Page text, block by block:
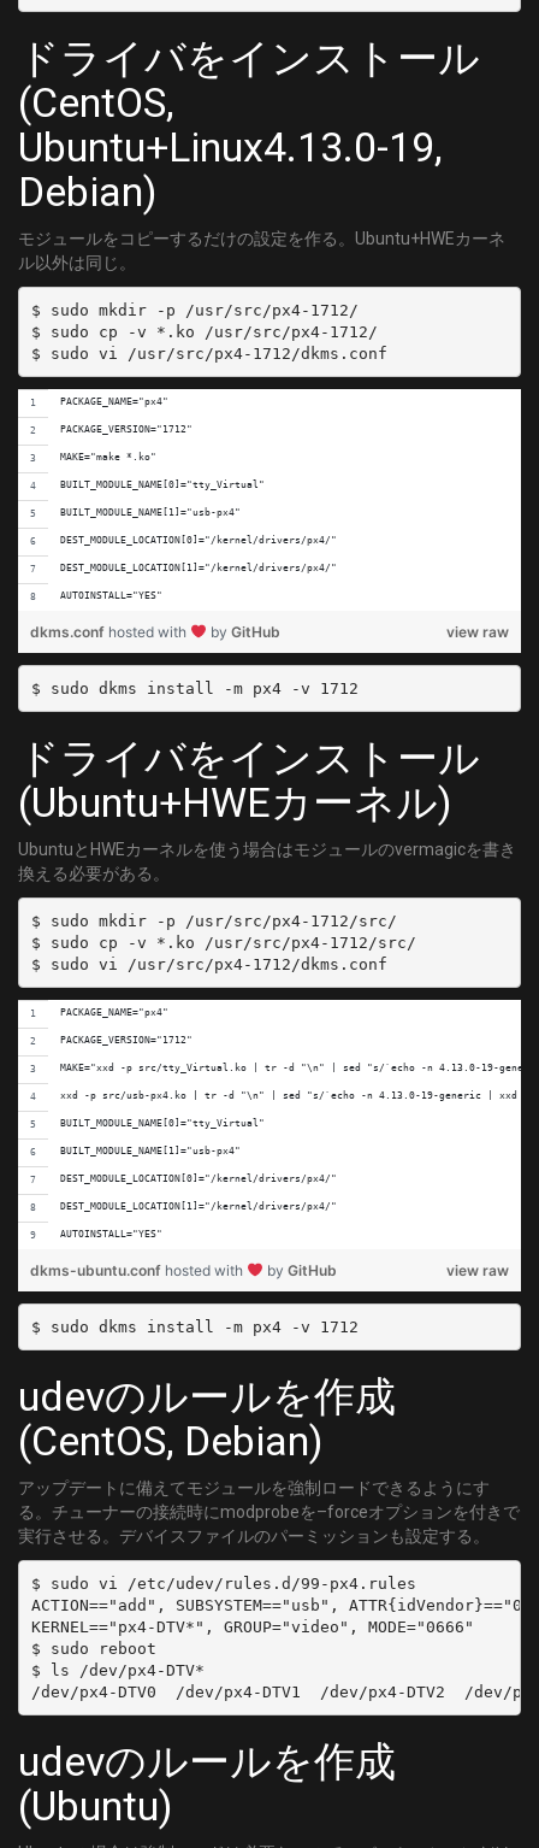
ドライバをインストール
(CentOS,
Ubuntu+Linux4.13.0-19,
Debian)
モジュールをコピーするだけの設定を作る。Ubuntu+HWEカーネ
ル以外は同じ。
$ sudo mkdir -p /usr/src/px4-1712/
$ sudo cp -v *.ko /usr/src/px4-1712/
PACKAGE_NAME="px4"
PACKAGE_VERSION="1712"
MAKE="make *.ko"
BUILT_MODULE_NAME[0]="tty_Virtual"
BUILT_MODULE_NAME[1]="usb-px4"
DEST_MODULE_LOCATION[0]="/kernel/drivers/px4/"
DEST_MODULE_LOCATION[1]="/kernel/drivers/px4/"
AUTOINSTALL="YES"
view raw
dkms.conf hosted with by GitHub
ドライバをインストール
(Ubuntu+HWEカーネル)
UbuntuとHWEカーネルを使う場合はモジュールのvermagicを書き
換える必要がある。
$ sudo mkdir -p /usr/src/px4-1712/src/
$ sudo cp -v *.ko /usr/src/px4-1712/src/
PACKAGE_NAME="px4"
PACKAGE_VERSION="1712"
MAKE="xxd -p src/tty_Virtual.ko | tr -d "\n" | sed "s/`echo -n 4.13.0-19-
xxd -p src/usb-px4.ko | tr -d "\n" | sed "s/`echo -n 4.13.0-19-generic |
BUILT_MODULE_NAME[0]="tty_Virtual"
BUILT_MODULE_NAME[1]="usb-px4"
DEST_MODULE_LOCATION[0]="/kernel/drivers/px4/"
DEST_MODULE_LOCATION[1]="/kernel/drivers/px4/"
AUTOINSTALL="YES"
view raw
dkms-ubuntu.conf hosted with by GitHub
udevのルールを作成
(CentOS, Debian)
アップデートに備えてモジュールを強制ロードできるようにす
る。チューナーの接続時にmodprobeを–forceオプションを付きで
実行させる。デバイスファイルのパーミッションも設定する。
$ sudo vi /etc/udev/rules.d/99-px4.rules
ACTION=="add", SUBSYSTEM=="usb",
KERNEL=="px4-DTV*", GROUP="video", MODE="0666"
$ sudo reboot
$ ls /dev/px4-DTV*
udevのルールを作成
(Ubuntu)